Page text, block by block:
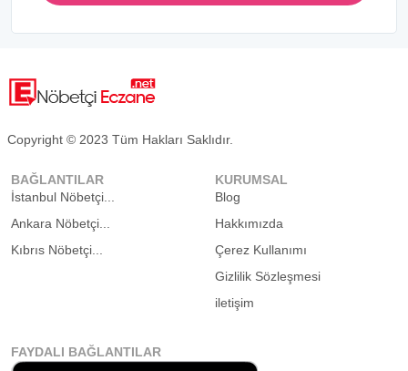
Copyright © 2023 Tüm Hakları Saklıdır.
BAĞLANTILAR
İstanbul Nöbetçi...
Ankara Nöbetçi...
Kıbrıs Nöbetçi...
KURUMSAL
Blog
Hakkımızda
Çerez Kullanımı
Gizlilik Sözleşmesi
iletişim
FAYDALI BAĞLANTILAR